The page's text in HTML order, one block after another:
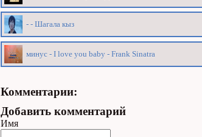
- - Шагала кыз
минус - I love you baby - Frank Sinatra
Комментарии:
Добавить комментарий
Имя